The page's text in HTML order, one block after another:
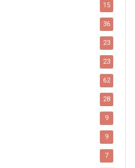
15
36
23
23
62
28
9
9
7